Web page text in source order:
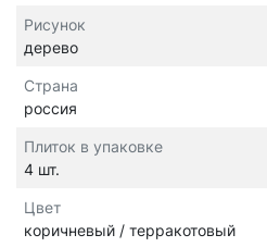
Рисунок
дерево
Страна
россия
Плиток в упаковке
4 шт.
Цвет
коричневый / терракотовый